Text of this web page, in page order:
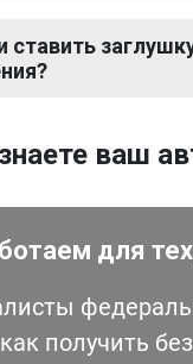
ставить
ваш
для
получить